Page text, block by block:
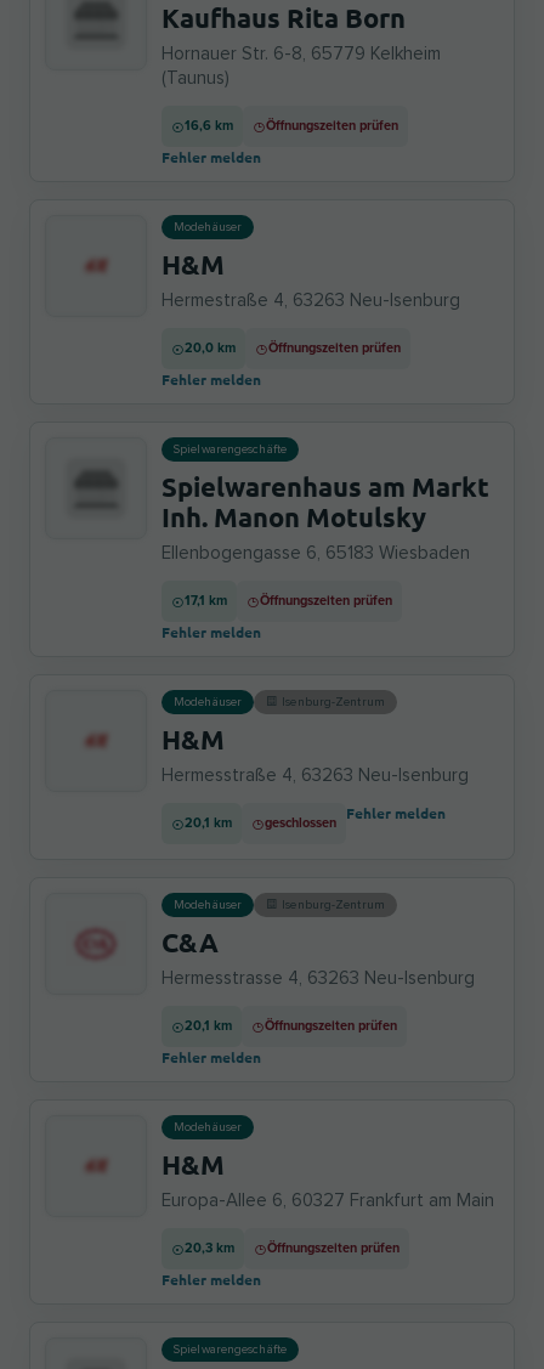
Kaufhaus Rita Born
Hornauer Str. 6-8, 65779 Kelkheim
(Taunus)
16,6 km Öffnungszeiten prüfen
Fehler melden
Modehäuser
H&M
Hermestraße 4, 63263 Neu-Isenburg
20,0 km Öffnungszeiten prüfen
Fehler melden
Spielwarengeschäfte
Spielwarenhaus am Markt
Inh. Manon Motulsky
Ellenbogengasse 6, 65183 Wiesbaden
17,1 km Öffnungszeiten prüfen
Fehler melden
Modehäuser Isenburg-Zentrum
H&M
Hermesstraße 4, 63263 Neu-Isenburg
20,1 km geschlossen
Fehler melden
Modehäuser Isenburg-Zentrum
C&A
Hermesstrasse 4, 63263 Neu-Isenburg
20,1 km Öffnungszeiten prüfen
Fehler melden
Modehäuser
H&M
Europa-Allee 6, 60327 Frankfurt am Main
20,3 km Öffnungszeiten prüfen
Fehler melden
Spielwarengeschäfte